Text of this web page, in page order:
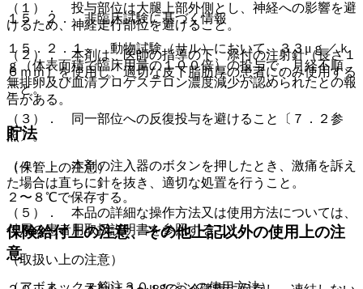
１５．２． 非臨床試験に基づく情報
１５．２．１． 動物試験（サル）において、３３μｇ／ｋ
ｇ（体表面積で臨床用量の１００倍）の投与で、月経不順、
無排卵及び血清プロゲステロン濃度減少が認められたとの報
告がある。
貯法
（保管上の注意）
２〜８℃で保存する。
保険給付上の注意、その他上記以外の使用上の注
意
（１）． 投与部位は大腿上部外側とし、神経への影響を避
けるため、神経走行部位を避けること。
（２）． 本剤は、医師の指導の下、添付の注射針（長さ１
６ｍｍ）を使用し、適切な皮下脂肪厚の患者にのみ使用する
こと。
（３）． 同一部位への反復投与を避けること〔７．２参
照〕。
（４）． 本剤の注入器のボタンを押したとき、激痛を訴え
た場合は直ちに針を抜き、適切な処置を行うこと。
（５）． 本品の詳細な操作方法又は使用方法については、
付属の患者用取扱説明書を参照すること。
（取扱い上の注意）